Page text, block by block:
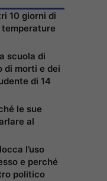
10 giorni di
scuola di
di morti e dei
di 14
le sue
al
l’uso
e perché
politico